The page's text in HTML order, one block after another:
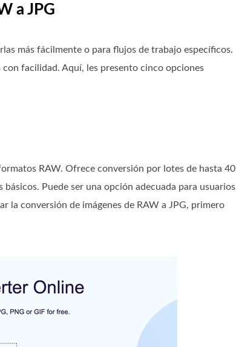
a JPG
más fácilmente o para flujos de trabajo específicos.
facilidad. Aquí, les presento cinco opciones
RAW. Ofrece conversión por lotes de hasta 40
Puede ser una opción adecuada para usuarios
la conversión de imágenes de RAW a JPG, primero